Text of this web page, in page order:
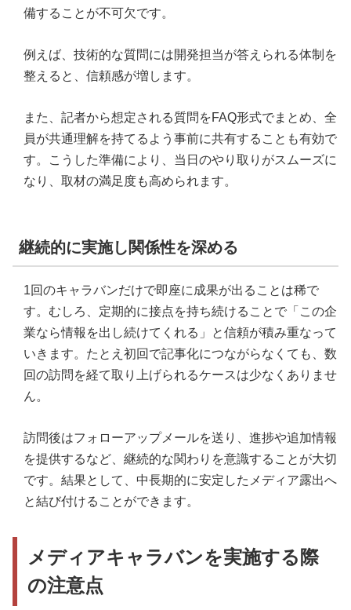
備することが不可欠です。
例えば、技術的な質問には開発担当が答えられる体制を
整えると、信頼感が増します。
また、記者から想定される質問をFAQ形式でまとめ、全
員が共通理解を持てるよう事前に共有することも有効で
す。こうした準備により、当日のやり取りがスムーズに
なり、取材の満足度も高められます。
継続的に実施し関係性を深める
1回のキャラバンだけで即座に成果が出ることは稀で
す。むしろ、定期的に接点を持ち続けることで「この企
業なら情報を出し続けてくれる」と信頼が積み重なって
いきます。たとえ初回で記事化につながらなくても、数
回の訪問を経て取り上げられるケースは少なくありませ
ん。
訪問後はフォローアップメールを送り、進捗や追加情報
を提供するなど、継続的な関わりを意識することが大切
です。結果として、中長期的に安定したメディア露出へ
と結び付けることができます。
メディアキャラバンを実施する際
の注意点